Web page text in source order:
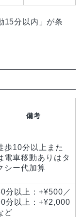
15分以内」が条
備考
歩10分以上また
電車移動ありはタ
シー代加算
分以上：+¥500／
分以上：+¥2,000
ど